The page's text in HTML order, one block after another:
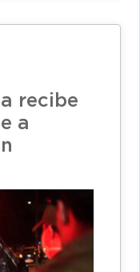
recibe
a